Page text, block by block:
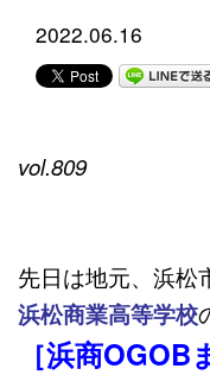
2022.06.16
vol.809
先日は地元、浜松
浜松商業高等学校
［浜商OGOB